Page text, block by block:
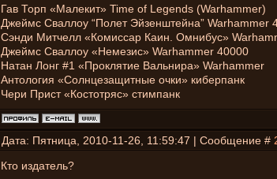
Гав Торп «Малекит» Time of Legends (Warhammer)
Джеймс Сваллоу “Полет Эйзенштейна” Warhammer
Сэнди Митчелл «Комиссар Каин. Омнибус»
Джеймс Сваллоу «Немезис» Warhammer 40000
Натан Лонг #1 «Проклятие Вальнира» Warhammer
Антология «Солнцезащитные очки» киберпанк
Чери Прист «Костотряс» стимпанк
Дата: Пятница, 2010-11-26, 11:59:47 | Сообщение #
Кто издатель?